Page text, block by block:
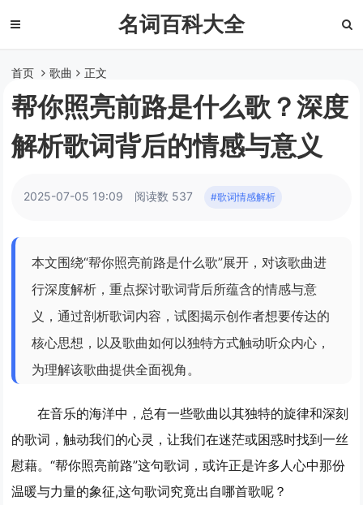
名词百科大全
首页 歌曲 正文
帮你照亮前路是什么歌？深度
解析歌词背后的情感与意义
2025-07-05 19:09 阅读数 537 #歌词情感解析
本文围绕“帮你照亮前路是什么歌”展开，对该歌曲进
行深度解析，重点探讨歌词背后所蕴含的情感与意
义，通过剖析歌词内容，试图揭示创作者想要传达的
核心思想，以及歌曲如何以独特方式触动听众内心，
为理解该歌曲提供全面视角。
在音乐的海洋中，总有一些歌曲以其独特的旋律和深刻
的歌词，触动我们的心灵，让我们在迷茫或困惑时找到一丝
慰藉。“帮你照亮前路”这句歌词，或许正是许多人心中那份
温暖与力量的象征,这句歌词究竟出自哪首歌呢？